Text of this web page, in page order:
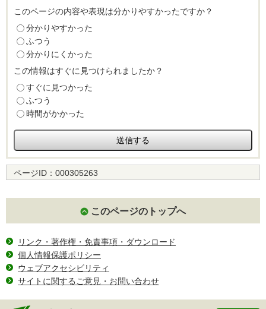
このページの内容や表現は分かりやすかったですか？
分かりやすかった
ふつう
分かりにくかった
この情報はすぐに見つけられましたか？
すぐに見つかった
ふつう
時間がかかった
ページID： 000305263
このページのトップへ
リンク・著作権・免責事項・ダウンロード
個人情報保護ポリシー
ウェブアクセシビリティ
サイトに関するご意見・お問い合わせ